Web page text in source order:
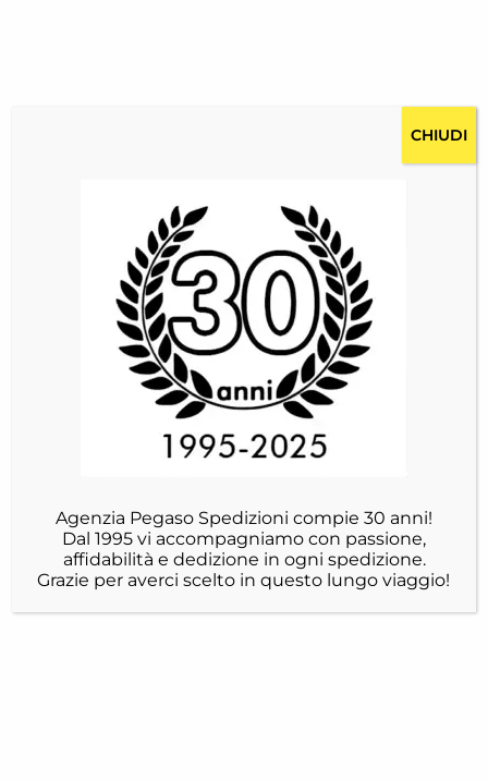
Agenzia Pegaso Spedizioni compie 30 anni!
Dal 1995 vi accompagniamo con passione,
affidabilità e dedizione in ogni spedizione.
Grazie per averci scelto in questo lungo viaggio!
CHIUDI